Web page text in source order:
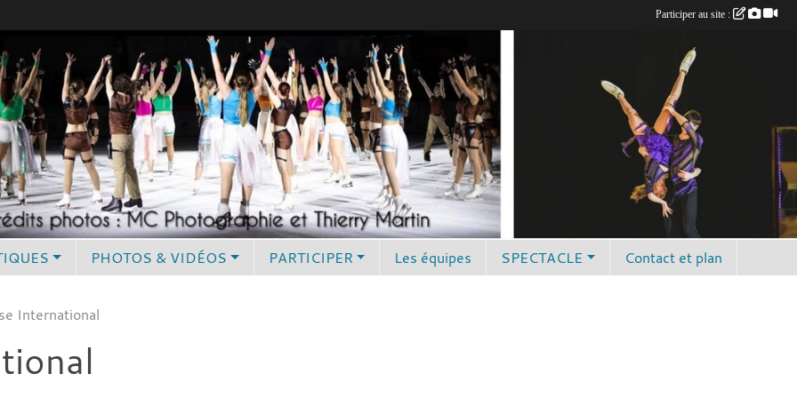
PHOTOS & VIDÉOS PARTICIPER Les équipes SPECTACLE Contact et plan
International
Participer au site :